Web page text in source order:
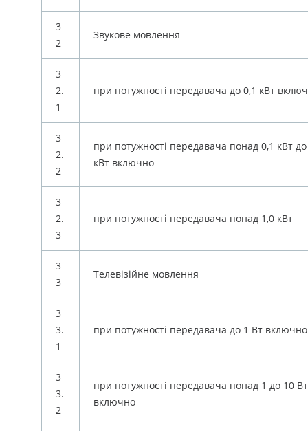
3
2
Звукове мовлення
3
2.
1
при потужності передавача до 0,1 кВт
3
2.
2
при потужності передавача понад 0,1 кВт
кВт включно
3
2.
3
при потужності передавача понад 1,0 кВт
3
3
Телевізійне мовлення
3
3.
1
при потужності передавача до 1 Вт включно
3
3.
2
при потужності передавача понад 1 до 10 Вт
включно